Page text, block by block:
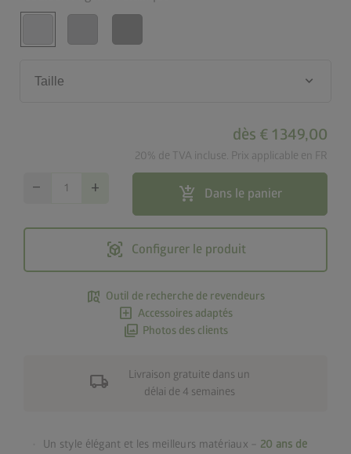
Taille keyboard_arrow_down
dès € 1 349,00
20% de TVA incluse. Prix applicable en FR
remove add add_shopping_cart Dans le panier
view_in_ar Configurer le produit
map_search Outil de recherche de revendeurs
add_box Accessoires adaptés
photo_library Photos des clients
local_shipping
Livraison gratuite dans un
délai de 4 semaines
Un style élégant et les meilleurs matériaux – 20 ans de